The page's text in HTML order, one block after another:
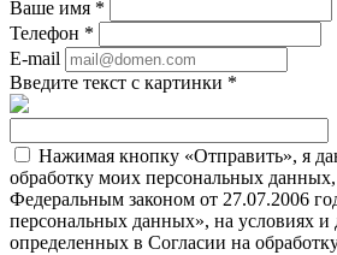
Ваше имя *
Телефон *
E-mail
Введите текст с картинки *
Нажимая кнопку «Отправить», я
обработку моих персональных данных,
Федеральным законом от 27.07.2006
персональных данных», на условиях и
определенных в Согласии на